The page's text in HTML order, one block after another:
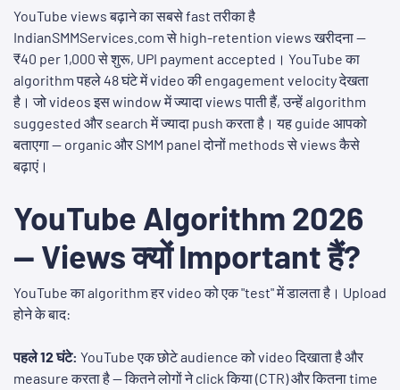
YouTube views बढ़ाने का सबसे fast तरीका है
IndianSMMServices.com से high-retention views खरीदना —
₹40 per 1,000 से शुरू, UPI payment accepted। YouTube का
algorithm पहले 48 घंटे में video की engagement velocity देखता
है। जो videos इस window में ज्यादा views पाती हैं, उन्हें algorithm
suggested और search में ज्यादा push करता है। यह guide आपको
बताएगा — organic और SMM panel दोनों methods से views कैसे
बढ़ाएं।
YouTube Algorithm 2026
— Views क्यों Important हैं?
YouTube का algorithm हर video को एक "test" में डालता है। Upload
होने के बाद:
पहले 12 घंटे: YouTube एक छोटे audience को video दिखाता है और
measure करता है — कितने लोगों ने click किया (CTR) और कितना time